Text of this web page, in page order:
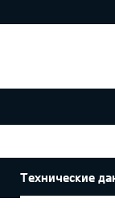
Технические